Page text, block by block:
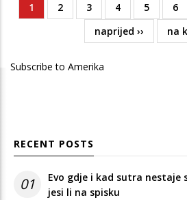
Pagination
Current
page
1 Page
2 Page
3 Page
4 Page
5 6
Next
page
naprijed ››
Last
na
Subscribe to Amerika
RECENT POSTS
01
Evo gdje i kad sutra nestaje
jesi li na spisku